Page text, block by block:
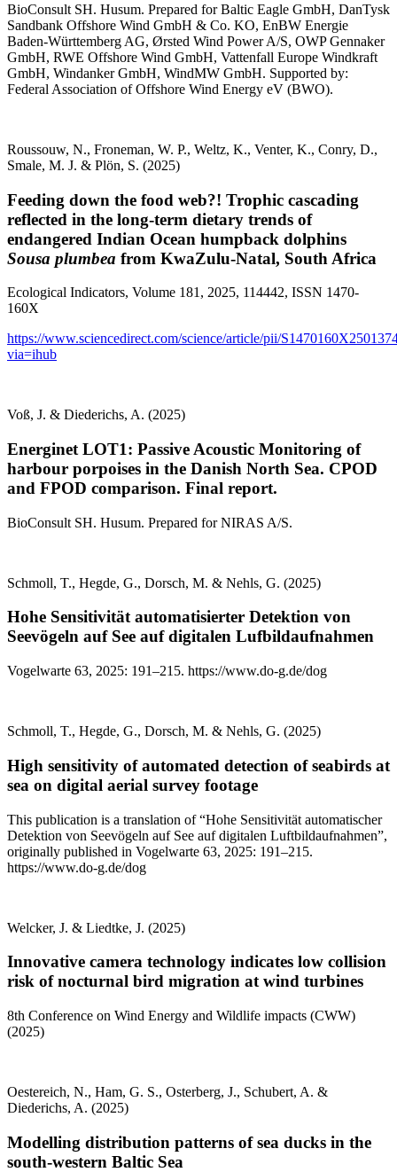
BioConsult SH. Husum. Prepared for Baltic Eagle GmbH, DanTysk
Sandbank Offshore Wind GmbH & Co. KO, EnBW Energie
Baden-Württemberg AG, Ørsted Wind Power A/S, OWP Gennaker
GmbH, RWE Offshore Wind GmbH, Vattenfall Europe Windkraft
GmbH, Windanker GmbH, WindMW GmbH. Supported by:
Federal Association of Offshore Wind Energy eV (BWO).
Roussouw, N., Froneman, W. P., Weltz, K., Venter, K., Conry, D.,
Smale, M. J. & Plön, S. (2025)
Feeding down the food web?! Trophic cascading
reflected in the long-term dietary trends of
endangered Indian Ocean humpback dolphins
Sousa plumbea from KwaZulu-Natal, South Africa
Ecological Indicators, Volume 181, 2025, 114442, ISSN 1470-
160X
https://www.sciencedirect.com/science/article/pii/
via=ihub
Voß, J. & Diederichs, A. (2025)
Energinet LOT1: Passive Acoustic Monitoring of
harbour porpoises in the Danish North Sea. CPOD
and FPOD comparison. Final report.
BioConsult SH. Husum. Prepared for NIRAS A/S.
Schmoll, T., Hegde, G., Dorsch, M. & Nehls, G. (2025)
Hohe Sensitivität automatisierter Detektion von
Seevögeln auf See auf digitalen Lufbildaufnahmen
Vogelwarte 63, 2025: 191–215. https://www.do-g.de/dog
Schmoll, T., Hegde, G., Dorsch, M. & Nehls, G. (2025)
High sensitivity of automated detection of seabirds at
sea on digital aerial survey footage
This publication is a translation of “Hohe Sensitivität automatischer
Detektion von Seevögeln auf See auf digitalen Luftbildaufnahmen”,
originally published in Vogelwarte 63, 2025: 191–215.
https://www.do-g.de/dog
Welcker, J. & Liedtke, J. (2025)
Innovative camera technology indicates low collision
risk of nocturnal bird migration at wind turbines
8th Conference on Wind Energy and Wildlife impacts (CWW)
(2025)
Oestereich, N., Ham, G. S., Osterberg, J., Schubert, A. &
Diederichs, A. (2025)
Modelling distribution patterns of sea ducks in the
south-western Baltic Sea